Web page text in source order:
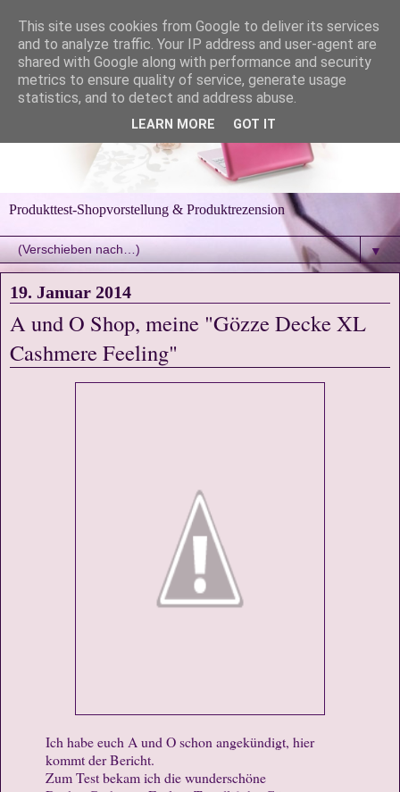
Produkttest-Shopvorstellung & Produktrezension
▼
19. Januar 2014
A und O Shop, meine "Gözze Decke XL
Cashmere Feeling"
Ich habe euch A und O schon angekündigt, hier
kommt der Bericht.
Zum Test bekam ich die wunderschöne
This site uses cookies from Google to deliver its services
and to analyze traffic. Your IP address and user-agent are
shared with Google along with performance and security
metrics to ensure quality of service, generate usage
statistics, and to detect and address abuse.
LEARN MORE GOT IT